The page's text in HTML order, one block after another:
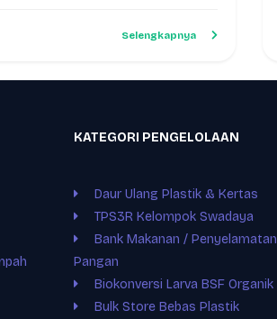
Selengkapnya
KATEGORI PENGELOLAAN
Daur Ulang Plastik & Kertas
TPS3R Kelompok Swadaya
Bank Makanan / Penyelamatan
Pangan
Biokonversi Larva BSF Organik
Bulk Store Bebas Plastik